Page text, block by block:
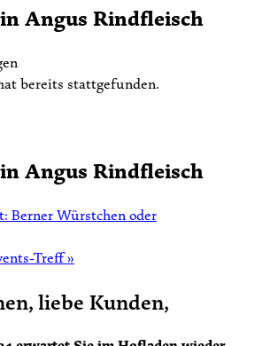
Angus Rindfleisch
bereits stattgefunden.
Angus Rindfleisch
Berner Würstchen oder
Treff»
liebe Kunden,